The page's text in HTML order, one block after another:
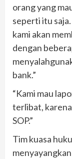
orang yang
seperti itu
kami akan
dengan
bank.”
“Kami mau
terlibat,
SOP.”
Tim kuasa